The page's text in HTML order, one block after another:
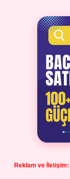
Reklam ve İletişim: